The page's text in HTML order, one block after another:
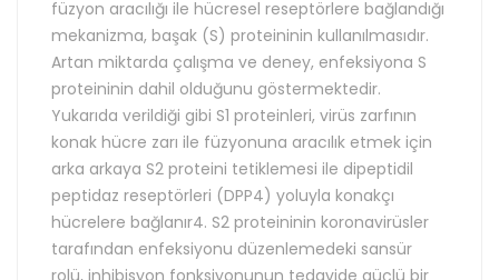
füzyon aracılığı ile hücresel reseptörlere bağlandığı
mekanizma, başak (S) proteininin kullanılmasıdır.
Artan miktarda çalışma ve deney, enfeksiyona S
proteininin dahil olduğunu göstermektedir.
Yukarıda verildiği gibi S1 proteinleri, virüs zarfının
konak hücre zarı ile füzyonuna aracılık etmek için
arka arkaya S2 proteini tetiklemesi ile dipeptidil
peptidaz reseptörleri (DPP4) yoluyla konakçı
hücrelere bağlanır4. S2 proteininin koronavirüsler
tarafından enfeksiyonu düzenlemedeki sansür
rolü, inhibisyon fonksiyonunun tedavide güçlü bir